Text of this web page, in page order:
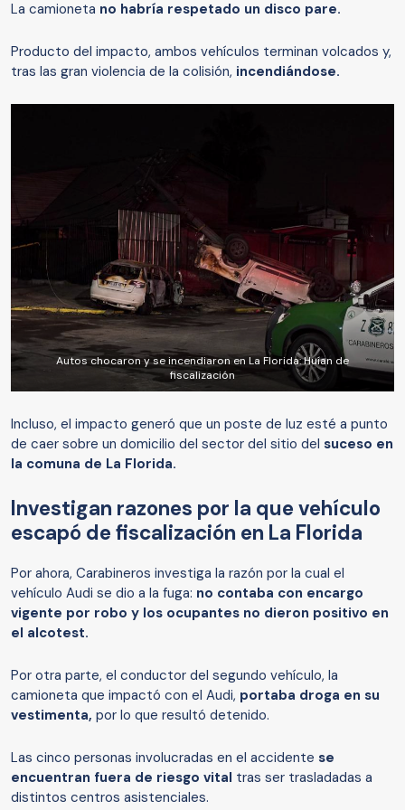
La camioneta no habría respetado un disco pare.
Producto del impacto, ambos vehículos terminan volcados y,
tras las gran violencia de la colisión, incendiándose.
Autos chocaron y se incendiaron en La Florida: Huían de
fiscalización
Incluso, el impacto generó que un poste de luz esté a punto
de caer sobre un domicilio del sector del sitio del suceso en
la comuna de La Florida.
Investigan razones por la que vehículo
escapó de fiscalización en La Florida
Por ahora, Carabineros investiga la razón por la cual el
vehículo Audi se dio a la fuga: no contaba con encargo
vigente por robo y los ocupantes no dieron positivo en
el alcotest.
Por otra parte, el conductor del segundo vehículo, la
camioneta que impactó con el Audi, portaba droga en su
vestimenta, por lo que resultó detenido.
Las cinco personas involucradas en el accidente se
encuentran fuera de riesgo vital tras ser trasladadas a
distintos centros asistenciales.